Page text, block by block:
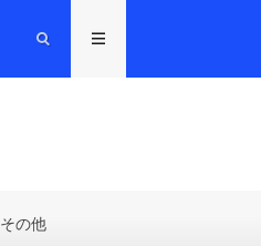
その他